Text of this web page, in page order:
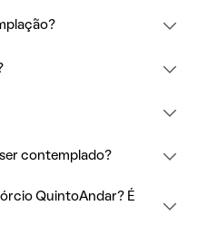
contemplado?
QuintoAndar? É